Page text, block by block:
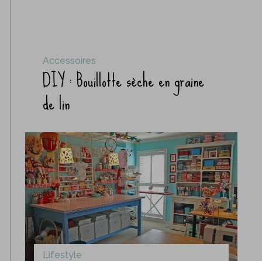
Accessoires
DIY : Bouillotte sèche en graine
de lin
Lifestyle